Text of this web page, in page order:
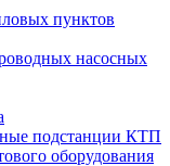
пунктов
насосных
подстанции КТП
оборудования